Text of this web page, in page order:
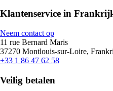
Klantenservice in
Neem contact op
11 rue Bernard Maris
37270 Montlouis-sur-Loire,
+33 1 86 47 62 58
Veilig betalen